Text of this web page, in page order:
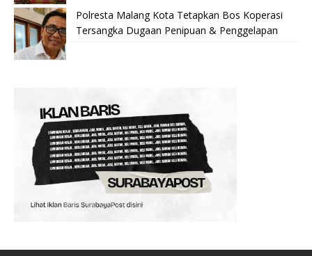
Polresta Malang Kota Tetapkan Bos Koperasi
Tersangka Dugaan Penipuan & Penggelapan